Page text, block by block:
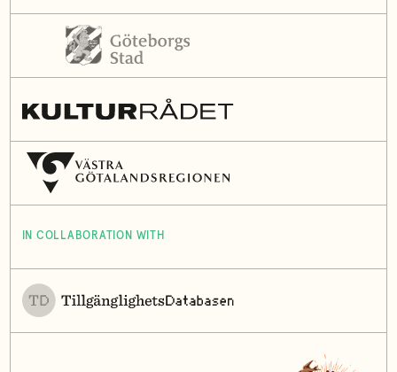
IN COLLABORATION WITH